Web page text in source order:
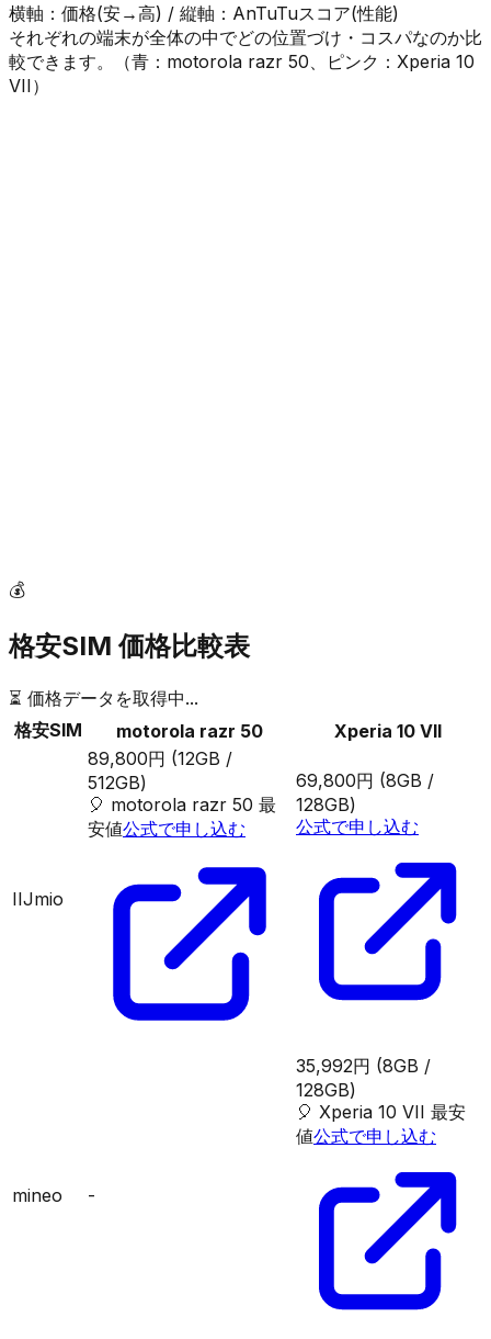
横軸：価格(安→高) / 縦軸：AnTuTuスコア(性能)
それぞれの端末が全体の中でどの位置づけ・コスパなのか比
較できます。（青 ： motorola razr 50 ピンク ： Xperia 10
VII）
💰
格安SIM 価格比較表
⏳ 価格データを取得中...
格安SIM
motorola razr 50 Xperia 10 VII
IIJmio
89,800円 (12GB /
512GB)
🎈 motorola razr 50 最
安値公式で申し込む
69,800円 (8GB /
128GB)
公式で申し込む
mineo -
35,992円 (8GB /
128GB)
🎈 Xperia 10 VII 最安
値公式で申し込む